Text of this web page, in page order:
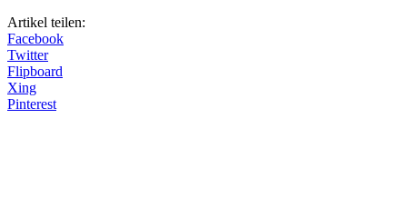
Artikel teilen:
Facebook
Twitter
Flipboard
Xing
Pinterest